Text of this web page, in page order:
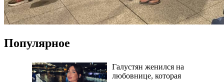
Популярное
Галустян женился на
любовнице, которая